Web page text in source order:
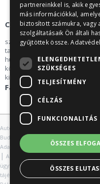
Címkék
szállítás,Autóbérlés,Sziget,
tartós bérlet
húsvét,csapatépítés,Pünkösd
középkategóriás,Balaton
kirándulás
Budaörs karácsony
Facebook
Autókölcsönzés Budapest
Budapest|
Adatkezelési Tájékoztató_ajánlatkérés
| Adatkezelési és adatvédelmi
ügyfélszolgálat
Érintetti
tájékoztató webes
partnereinkkel is, akik
más információkkal,
biztosított számukra, vagy
szolgáltatásaik Ön általi
gyűjtöttek össze.
SZÜKSÉGES
TELJESÍTMÉNY
CÉLZÁS
FUNKCIONALITÁS
ÖSSZES
ÖSSZES